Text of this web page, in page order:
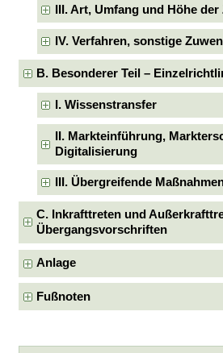
III. Art, Umfang und Höhe
IV. Verfahren, sonstige
B. Besonderer Teil –
I. Wissenstransfer
II. Markteinführung,
Digitalisierung
III. Übergreifende
C. Inkrafttreten und
Übergangsvorschriften
Anlage
Fußnoten